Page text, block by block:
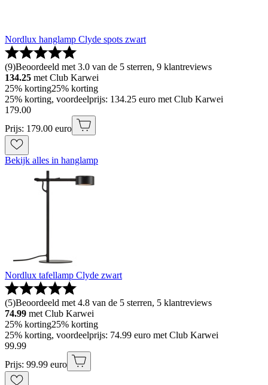
Nordlux hanglamp Clyde spots zwart
(9)Beoordeeld met 3.0 van de 5 sterren, 9 klantreviews
134.25 met Club Karwei
25% korting25% korting
25% korting, voordeelprijs: 134.25 euro met Club Karwei
179.00
Prijs: 179.00 euro
Bekijk alles in hanglamp
Nordlux tafellamp Clyde zwart
(5)Beoordeeld met 4.8 van de 5 sterren, 5 klantreviews
74.99 met Club Karwei
25% korting25% korting
25% korting, voordeelprijs: 74.99 euro met Club Karwei
99.99
Prijs: 99.99 euro